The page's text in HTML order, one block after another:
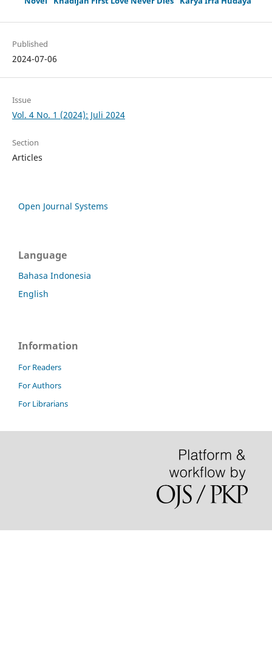
Published
2024-07-06
Issue
Vol. 4 No. 1 (2024): Juli 2024
Section
Articles
Open Journal Systems
Language
Bahasa Indonesia
English
Information
For Readers
For Authors
For Librarians